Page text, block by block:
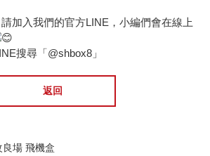
加入我們的官方LINE，小編們會在線上
搜尋「@shbox8」
返回
良場 飛機盒